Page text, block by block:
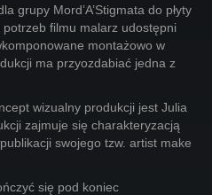
grupy Mord’A’Stigmata do płyty
potrzeb filmu malarz udostępni
montażowo w
ma przyozdabiać jedna z
wizualny produkcji jest Julia
zajmuje się charakteryzacją
swojego tzw. artist make
się pod koniec